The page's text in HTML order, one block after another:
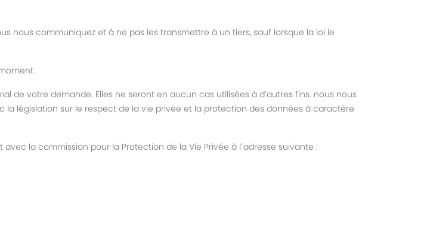
nous communiquez et à ne pas les transmettre à un tiers, sauf lorsque la loi le
de votre demande. Elles ne seront en aucun cas utilisées à d’autres fins. nous nous
législation sur le respect de la vie privée et la protection des données à caractère
la commission pour la Protection de la Vie Privée à l´adresse suivante :